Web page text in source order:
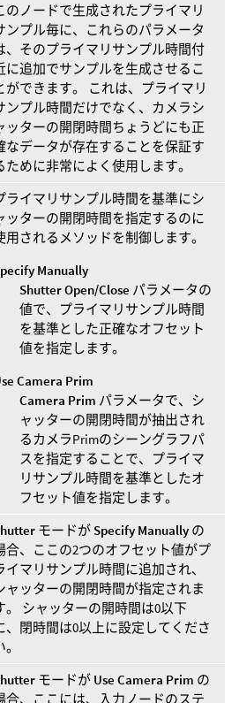
のノードで生成されたプライマリ
ンプル毎に、これらのパラメータ
、そのプライマリサンプル時間付
に追加でサンプルを生成させるこ
ができます。 これは、プライマリ
ンプル時間だけでなく、カメラシ
ッターの開閉時間ちょうどにも正
なデータが存在することを保証す
ために非常によく使用します。
ライマリサンプル時間を基準にシ
ッターの開閉時間を指定するのに
用されるメソッドを制御します。
Manually
Shutter Open/Close パラメータの
値で、プライマリサンプル時間
を基準とした正確なオフセット
値を指定します。
Camera Prim
Camera Prim パラメータで、シ
ャッターの開閉時間が抽出され
るカメラPrimのシーングラフパ
スを指定することで、プライマ
リサンプル時間を基準としたオ
フセット値を指定します。
モードが Specify Manually の
合、ここの2つのオフセット値がプ
イマリサンプル時間に追加され、
ャッターの開閉時間が指定されま
。 シャッターの開時間は0以下
、閉時間は0以上に設定してくださ
。
モードが Use Camera Prim の
合、ここには、入力ノードのステ